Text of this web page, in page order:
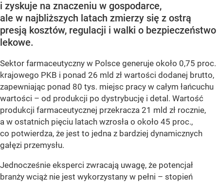
i zyskuje na znaczeniu w gospodarce,
ale w najbliższych latach zmierzy się z ostrą
presją kosztów, regulacji i walki o bezpieczeństwo
lekowe.
Sektor farmaceutyczny w Polsce generuje około 0,75 proc.
krajowego PKB i ponad 26 mld zł wartości dodanej brutto,
zapewniając ponad 80 tys. miejsc pracy w całym łańcuchu
wartości – od produkcji po dystrybucję i detal. Wartość
produkcji farmaceutycznej przekracza 21 mld zł rocznie,
a w ostatnich pięciu latach wzrosła o około 45 proc.,
co potwierdza, że jest to jedna z bardziej dynamicznych
gałęzi przemysłu.
Jednocześnie eksperci zwracają uwagę, że potencjał
branży wciąż nie jest wykorzystany w pełni – stopień